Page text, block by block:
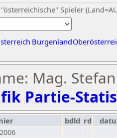
Spieler
Burgenland
Mag.
Partie-
bdld rd